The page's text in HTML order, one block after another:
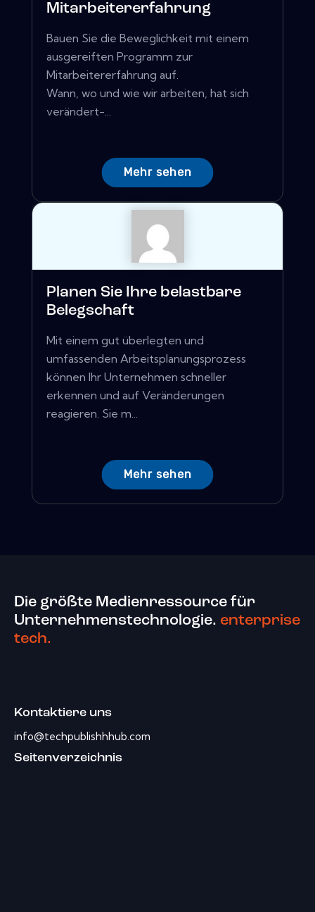
Mitarbeitererfahrung
Bauen Sie die Beweglichkeit mit einem
ausgereiften Programm zur
Mitarbeitererfahrung auf.
Wann, wo und wie wir arbeiten, hat sich
verändert-...
Mehr sehen
Planen Sie Ihre belastbare
Belegschaft
Mit einem gut überlegten und
umfassenden Arbeitsplanungsprozess
können Ihr Unternehmen schneller
erkennen und auf Veränderungen
reagieren. Sie m...
Mehr sehen
Die größte Medienressource für
Unternehmenstechnologie. enterprise
tech.
Kontaktiere uns
info@techpublishhhub.com
Seitenverzeichnis